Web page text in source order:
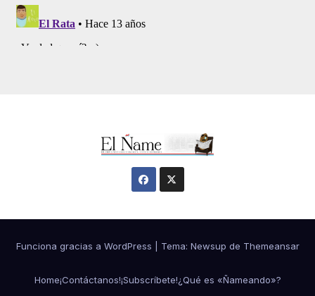
Funciona gracias a WordPress Tema: Newsup de Themeansar
Home¡Contáctanos!¡Subscríbete!¿Qué es «Ñameando»?